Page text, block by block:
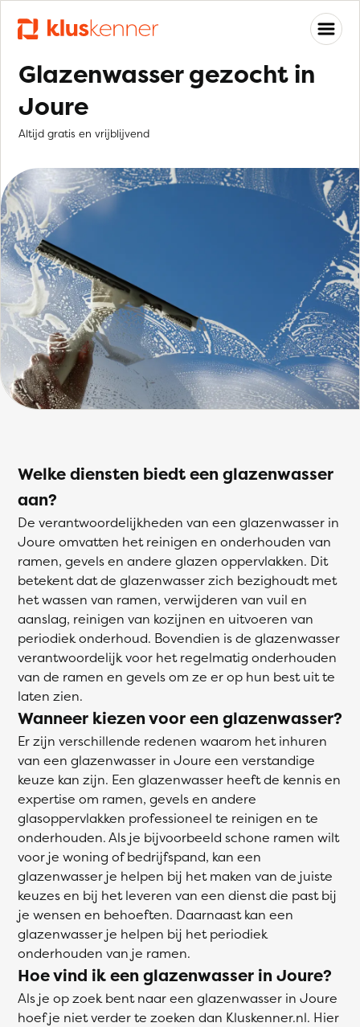
Glazenwasser gezocht in
Joure
Altijd gratis en vrijblijvend
Welke diensten biedt een glazenwasser
aan?
De verantwoordelijkheden van een glazenwasser in
Joure omvatten het reinigen en onderhouden van
ramen, gevels en andere glazen oppervlakken. Dit
betekent dat de glazenwasser zich bezighoudt met
het wassen van ramen, verwijderen van vuil en
aanslag, reinigen van kozijnen en uitvoeren van
periodiek onderhoud. Bovendien is de glazenwasser
verantwoordelijk voor het regelmatig onderhouden
van de ramen en gevels om ze er op hun best uit te
laten zien.
Wanneer kiezen voor een glazenwasser?
Er zijn verschillende redenen waarom het inhuren
van een glazenwasser in Joure een verstandige
keuze kan zijn. Een glazenwasser heeft de kennis en
expertise om ramen, gevels en andere
glasoppervlakken professioneel te reinigen en te
onderhouden. Als je bijvoorbeeld schone ramen wilt
voor je woning of bedrijfspand, kan een
glazenwasser je helpen bij het maken van de juiste
keuzes en bij het leveren van een dienst die past bij
je wensen en behoeften. Daarnaast kan een
glazenwasser je helpen bij het periodiek
onderhouden van je ramen.
Hoe vind ik een glazenwasser in Joure?
Als je op zoek bent naar een glazenwasser in Joure
hoef je niet verder te zoeken dan Kluskenner.nl. Hier